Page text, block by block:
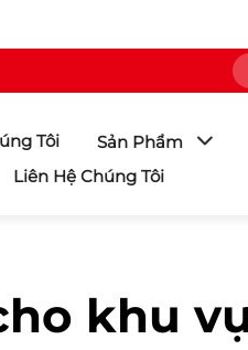
Tôi Sản Phẩm
Liên Hệ Chúng Tôi
khu